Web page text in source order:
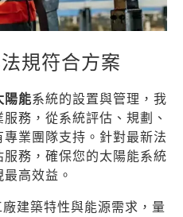
規符合方案
陽能系統的設置與管理，我
務，從系統評估、規劃、
業團隊支持。針對最新法
務，確保您的太陽能系統
高效益。
廠建築特性與能源需求，量